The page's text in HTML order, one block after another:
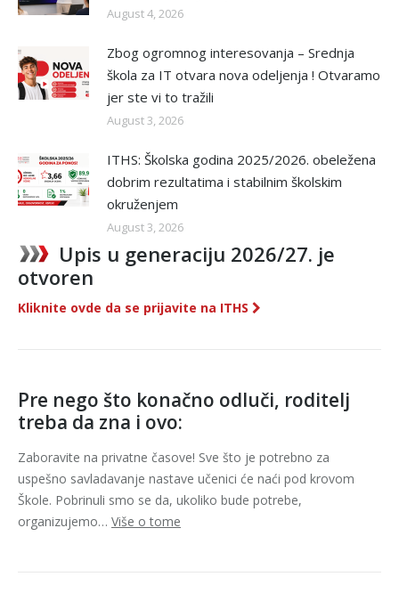
August 4, 2026
Zbog ogromnog interesovanja – Srednja
škola za IT otvara nova odeljenja ! Otvaramo
jer ste vi to tražili
August 3, 2026
ITHS: Školska godina 2025/2026. obeležena
dobrim rezultatima i stabilnim školskim
okruženjem
August 3, 2026
Upis u generaciju 2026/27. je
otvoren
Kliknite ovde da se prijavite na ITHS
Pre nego što konačno odluči, roditelj
treba da zna i ovo:
Zaboravite na privatne časove! Sve što je potrebno za
uspešno savladavanje nastave učenici će naći pod krovom
Škole. Pobrinuli smo se da, ukoliko bude potrebe,
organizujemo… Više o tome